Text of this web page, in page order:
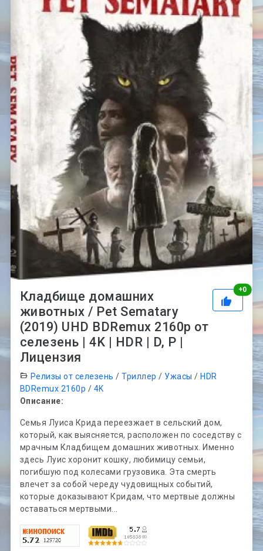
+0
Кладбище домашних
животных / Pet Sematary
(2019) UHD BDRemux 2160p от
селезень | 4K | HDR | D, P |
Лицензия
Релизы от селезень /Триллер / Ужасы / HDR
BDRemux 2160p / 4K
Описание:
Семья Луиса Крида переезжает в сельский дом,
который, как выясняется, расположен по соседству с
мрачным Кладбищем домашних животных. Именно
здесь Луис хоронит кошку, любимицу семьи,
погибшую под колесами грузовика. Эта смерть
влечет за собой череду чудовищных событий,
которые доказывают Кридам, что мертвые должны
оставаться мертвыми...